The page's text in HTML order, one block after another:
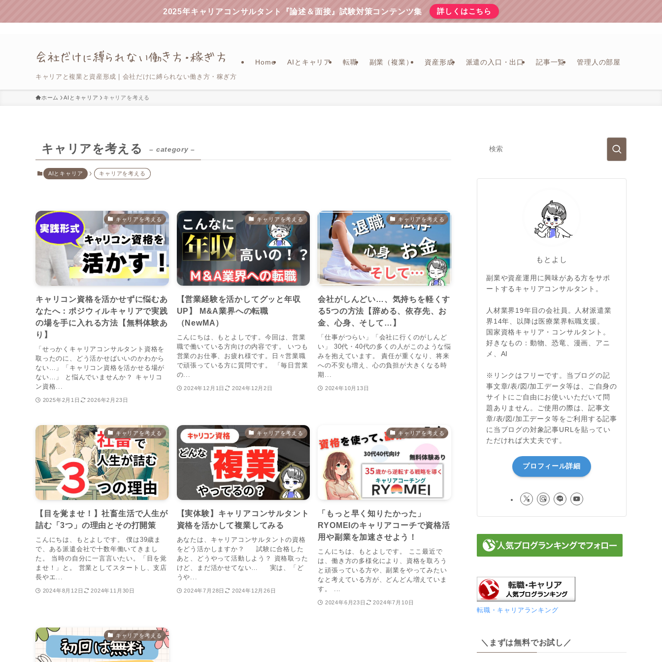
2025年キャリアコンサルタント『論述＆面接』試験対策コンテンツ集 詳しくはこちら
キャリアと複業と資産形成 | 会社だけに縛られない働き方・稼ぎ方
Home AIとキャリア 転職 副業（複業） 資産形成 派遣の入口・出口 記事一覧 管理人の部屋
ホーム AIとキャリア キャリアを考える
キャリアを考える – category –
AIとキャリア キャリアを考える
キャリアを考える
キャリコン資格を活かせずに悩むあ
なたへ：ポジウィルキャリアで実践
の場を手に入れる方法【無料体験あ
り】
「せっかくキャリアコンサルタント資格を
取ったのに、どう活かせばいいのかわから
ない…」「キャリコン資格を活かせる場が
ない…」 と悩んでいませんか？ キャリコ
ン資格...
2025年2月1日 2026年2月23日
キャリアを考える
【営業経験を活かしてグッと年収
UP】 M&A業界への転職
（NewMA）
こんにちは、もとよしです。今回は、営業
職で働いている方向けの内容です。 いつも
営業のお仕事、お疲れ様です。日々営業職
で頑張っている方に質問です。 「毎日営業
の...
2024年12月1日 2024年12月2日
キャリアを考える
会社がしんどい…、気持ちを軽くす
る5つの方法【辞める、依存先、お
金、心身、そして…】
「仕事がつらい」「会社に行くのがしんど
い」 30代・40代の多くの人がこのような悩
みを抱えています。 責任が重くなり、将来
への不安も増え、心の負担が大きくなる時
期...
2024年10月13日
キャリアを考える
【目を覚ませ！】社畜生活で人生が
詰む「3つ」の理由とその打開策
こんにちは、もとよしです。 僕は39歳ま
で、ある派遣会社で十数年働いてきまし
た。 当時の自分に一言言いたい。「目を覚
ませ！」と。 営業としてスタートし、支店
長やエ...
2024年8月12日 2024年11月30日
キャリアを考える
【実体験】キャリアコンサルタント
資格を活かして複業してみる
あなたは、キャリアコンサルタントの資格
をどう活かしますか？ 試験に合格した
あと、どうやって活動しよう？ 資格取った
けど、まだ活かせてない… 実は、「ど
うや...
2024年7月28日 2024年12月26日
キャリアを考える
「もっと早く知りたかった」
RYOMEIのキャリアコーチで資格活
用や副業を加速させよう！
こんにちは、もとよしです。 ここ最近で
は、働き方の多様化により、資格を取ろう
と頑張っている方や、副業をやってみたい
なと考えている方が、どんどん増えていま
す。 ...
2024年6月23日 2024年7月10日
キャリアを考える
もとよし
副業や資産運用に興味がある方をサポ
ートするキャリアコンサルタント。
人材業界19年目の会社員。人材派遣業
界14年、以降は医療業界転職支援。
国家資格キャリア・コンサルタント。
好きなもの：動物、恐竜、漫画、アニ
メ、AI
※リンクはフリーです。当ブログの記
事文章/表/図/加工データ等は、ご自身の
サイトにご自由にお使いいただいて問
題ありません。ご使用の際は、記事文
章/表/図/加工データ等をご利用する記事
に当ブログの対象記事URLを貼ってい
ただければ大丈夫です。
プロフィール詳細
転職・キャリアランキング
＼まずは無料でお試し／